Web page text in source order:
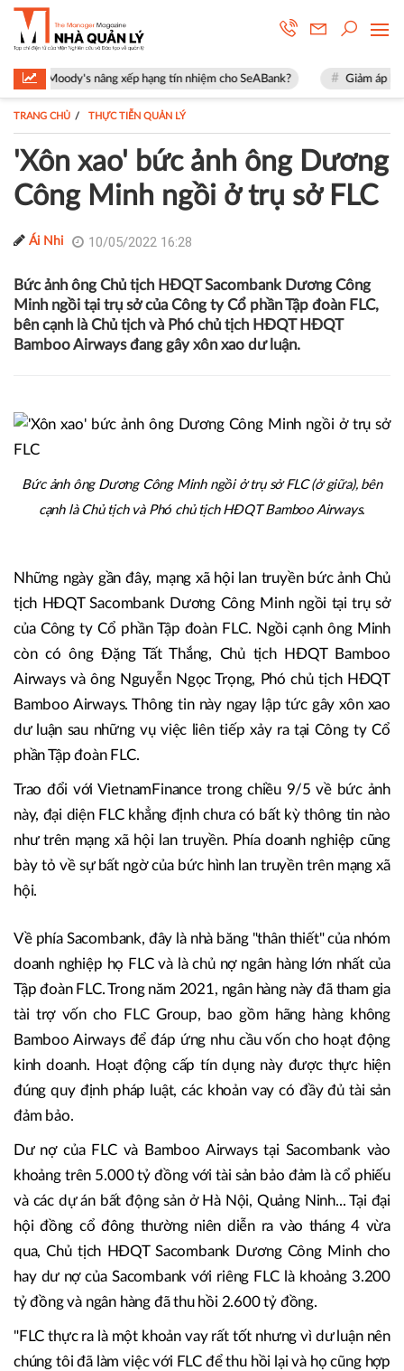
nâng xếp hạng tín nhiệm cho SeABank? Giảm áp lực những
TRANG CHỦ THỰC TIỄN QUẢN LÝ
'Xôn xao' bức ảnh ông Dương
Công Minh ngồi ở trụ sở FLC
Ái Nhi 10/05/2022 16:28
Bức ảnh ông Chủ tịch HĐQT Sacombank Dương Công
Minh ngồi tại trụ sở của Công ty Cổ phần Tập đoàn FLC,
bên cạnh là Chủ tịch và Phó chủ tịch HĐQT HĐQT
Bamboo Airways đang gây xôn xao dư luận.
Bức ảnh ông Dương Công Minh ngồi ở trụ sở FLC (ở giữa), bên
cạnh là Chủ tịch và Phó chủ tịch HĐQT Bamboo Airways.
Những ngày gần đây, mạng xã hội lan truyền bức ảnh Chủ
tịch HĐQT Sacombank Dương Công Minh ngồi tại trụ sở
của Công ty Cổ phần Tập đoàn FLC. Ngồi cạnh ông Minh
còn có ông Đặng Tất Thắng, Chủ tịch HĐQT Bamboo
Airways và ông Nguyễn Ngọc Trọng, Phó chủ tịch HĐQT
Bamboo Airways. Thông tin này ngay lập tức gây xôn xao
dư luận sau những vụ việc liên tiếp xảy ra tại Công ty Cổ
phần Tập đoàn FLC.
Trao đổi với VietnamFinance trong chiều 9/5 về bức ảnh
này, đại diện FLC khẳng định chưa có bất kỳ thông tin nào
như trên mạng xã hội lan truyền. Phía doanh nghiệp cũng
bày tỏ về sự bất ngờ của bức hình lan truyền trên mạng xã
hội.
Về phía Sacombank, đây là nhà băng "thân thiết" của nhóm
doanh nghiệp họ FLC và là chủ nợ ngân hàng lớn nhất của
Tập đoàn FLC. Trong năm 2021, ngân hàng này đã tham gia
tài trợ vốn cho FLC Group, bao gồm hãng hàng không
Bamboo Airways để đáp ứng nhu cầu vốn cho hoạt động
kinh doanh. Hoạt động cấp tín dụng này được thực hiện
đúng quy định pháp luật, các khoản vay có đầy đủ tài sản
đảm bảo.
Dư nợ của FLC và Bamboo Airways tại Sacombank vào
khoảng trên 5.000 tỷ đồng với tài sản bảo đảm là cổ phiếu
và các dự án bất động sản ở Hà Nội, Quảng Ninh... Tại đại
hội đồng cổ đông thường niên diễn ra vào tháng 4 vừa
qua, Chủ tịch HĐQT Sacombank Dương Công Minh cho
hay dư nợ của Sacombank với riêng FLC là khoảng 3.200
tỷ đồng và ngân hàng đã thu hồi 2.600 tỷ đồng.
"FLC thực ra là một khoản vay rất tốt nhưng vì dư luận nên
chúng tôi đã làm việc với FLC để thu hồi lại và họ cũng hợp